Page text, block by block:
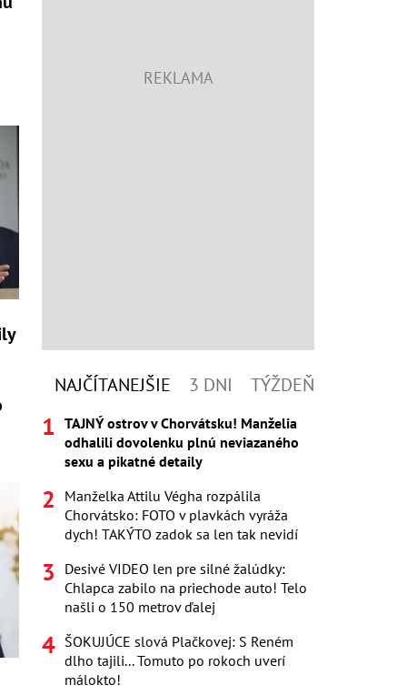
NAJČÍTANEJŠIE 3 DNI TÝŽDEŇ
TAJNÝ ostrov v Chorvátsku! Manželia
odhalili dovolenku plnú neviazaného
sexu a pikatné detaily
Manželka Attilu Végha rozpálila
Chorvátsko: FOTO v plavkách vyráža
dych! TAKÝTO zadok sa len tak nevidí
Desivé VIDEO len pre silné žalúdky:
Chlapca zabilo na priechode auto! Telo
našli o 150 metrov ďalej
ŠOKUJÚCE slová Plačkovej: S Reném
dlho tajili... Tomuto po rokoch uverí
málokto!